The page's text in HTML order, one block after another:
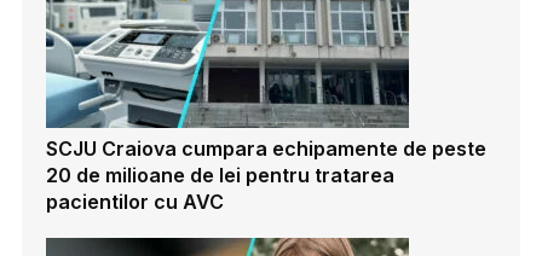
SCJU Craiova cumpara echipamente de peste
20 de milioane de lei pentru tratarea
pacientilor cu AVC